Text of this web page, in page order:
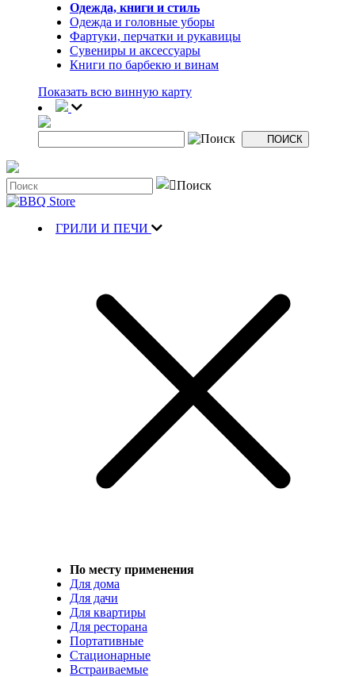
Одежда, книги и стиль
Одежда и головные уборы
Фартуки, перчатки и рукавицы
Сувениры и аксессуары
Книги по барбекю и винам
Показать всю винную карту
ГРИЛИ И ПЕЧИ
По месту применения
Для дома
Для дачи
Для квартиры
Для ресторана
Портативные
Стационарные
Встраиваемые